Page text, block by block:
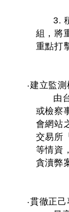
3.
組，將
重點打
‧建立監
由
或檢察
會網站
交易所
等情資
貪瀆弊
‧貫徹正